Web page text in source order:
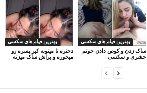
بهترین فیلم های سکسی
دختره تا میتونه کیر پسره رو
میخوره و براش ساک میزنه
بهترین فیلم های سکسی
ساک زدن و کوص دادن خوتم
حشری و سکسی